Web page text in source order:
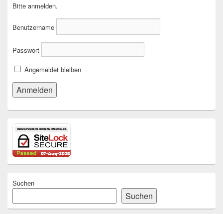
Bitte anmelden.
Benutzername
Passwort
Angemeldet bleiben
Suchen
Suchen